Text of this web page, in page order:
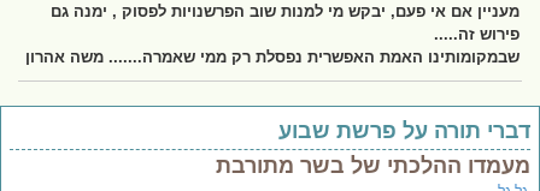
מעניין אם אי פעם, יבקש מי למנות שוב הפרשנויות לפסוק , ימנה גם
פירוש זה.....
שבמקומותינו האמת האפשרית נפסלת רק ממי שאמרה....... משה אהרון
תורה על פרשת שבוע
ההלכתי של בשר מתורבת